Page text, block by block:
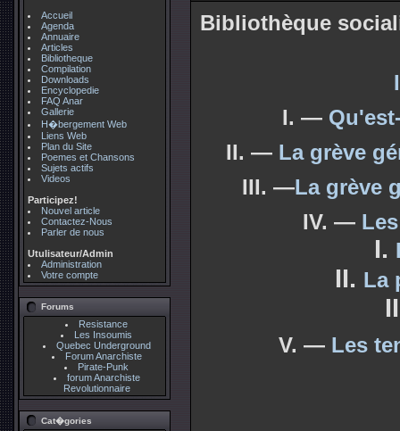
Accueil
Agenda
Annuaire
Articles
Bibliotheque
Compilation
Downloads
Encyclopedie
FAQ Anar
Gallerie
H�bergement Web
Liens Web
Plan du Site
Poemes et Chansons
Sujets actifs
Videos
Participez!
Nouvel article
Contactez-Nous
Parler de nous
Utulisateur/Admin
Administration
Votre compte
Forums
Resistance
Les Insoumis
Quebec Underground
Forum Anarchiste
Pirate-Punk
forum Anarchiste
Revolutionnaire
Cat�gories
Bibliothèque
I. —
II. — La grève
III. —La grève
IV. —
I.
II. La
V. — Les